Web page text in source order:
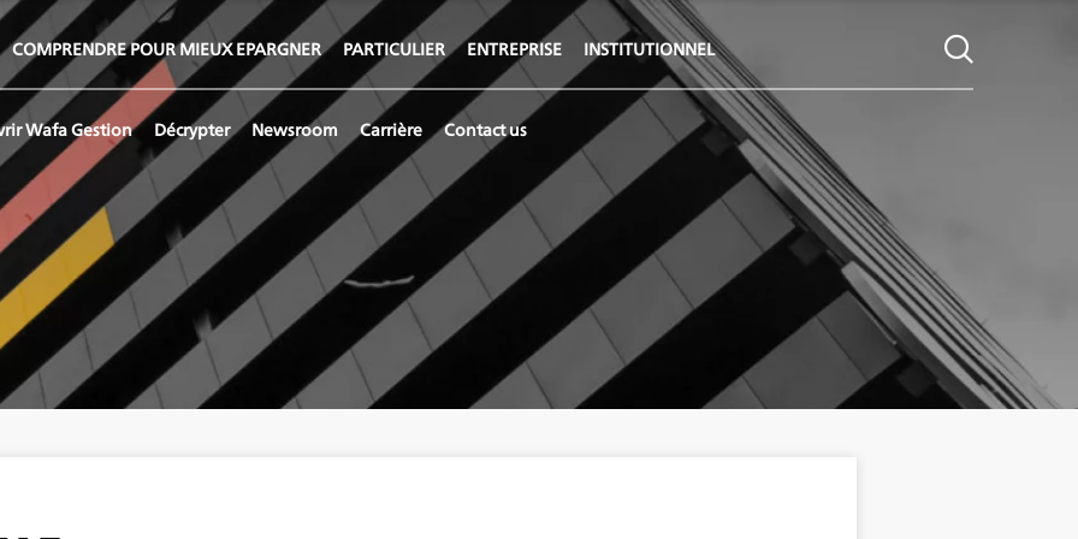
Wafa Gestion Décrypter Newsroom Carrière Contact us
COMPRENDRE POUR MIEUX EPARGNER PARTICULIER ENTREPRISE INSTITUTIONNEL